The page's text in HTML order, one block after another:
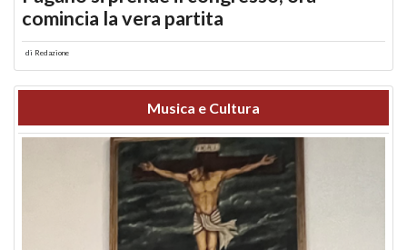
comincia la vera partita
di Redazione
Musica e Cultura